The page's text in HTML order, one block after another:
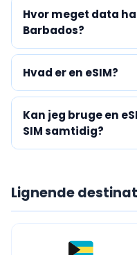
Hvor meget data
Barbados?
Hvad er en eSIM?
Kan jeg bruge en
SIM samtidig?
Lignende